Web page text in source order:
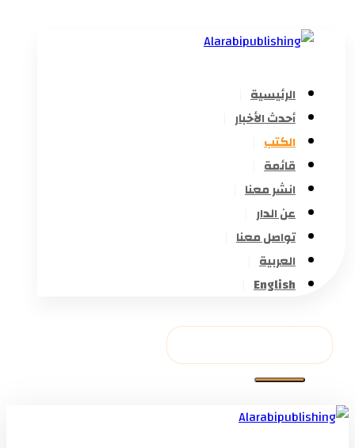
الرئيسية
أحدث الأخبار
الكتب
قائمة
انشر معنا
عن الدار
تواصل معنا
العربية
English